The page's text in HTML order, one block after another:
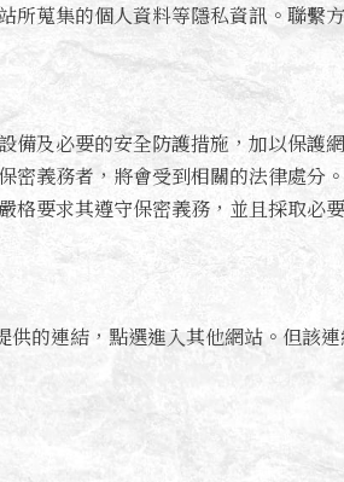
蒐集的個人資料等隱私資訊。聯繫
及必要的安全防護措施，加以保
密義務者，將會受到相關的法律處分。
要求其遵守保密義務，並且採取必
的連結，點選進入其他網站。但該